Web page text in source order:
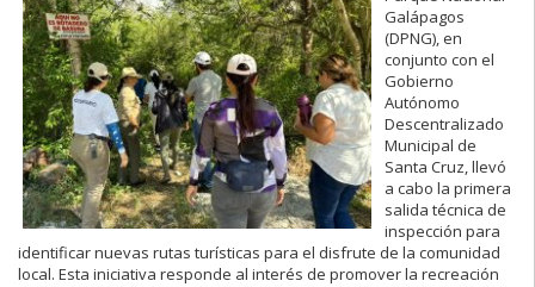
Galápagos
(DPNG), en
conjunto con el
Gobierno
Autónomo
Descentralizado
Municipal de
Santa Cruz, llevó
a cabo la primera
salida técnica de
inspección para
identificar nuevas rutas turísticas para el disfrute de la comunidad
local. Esta iniciativa responde al interés de promover la recreación